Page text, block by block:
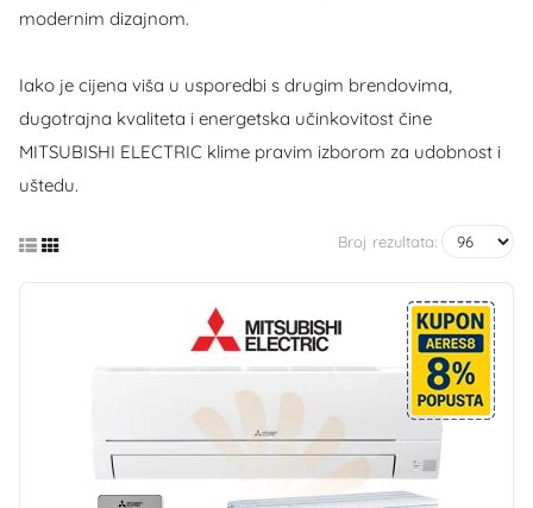
modernim dizajnom.
Iako je cijena viša u usporedbi s drugim brendovima,
dugotrajna kvaliteta i energetska učinkovitost čine
MITSUBISHI ELECTRIC klime pravim izborom za udobnost i
uštedu.
Broj rezultata: